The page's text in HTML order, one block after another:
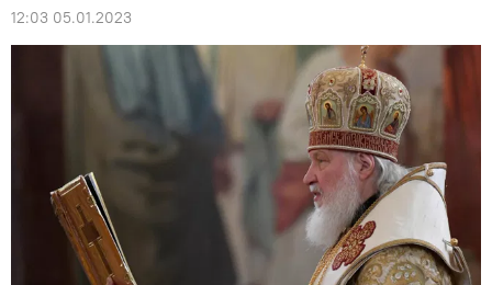
12:03 05.01.2023